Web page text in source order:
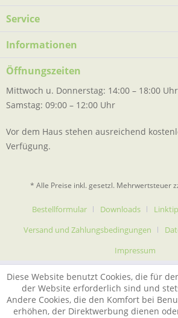
Service
Informationen
Öffnungszeiten
Mittwoch u. Donnerstag: 14:00 – 18:00 Uhr
Samstag: 09:00 – 12:00 Uhr
Vor dem Haus stehen ausreichend
Verfügung.
* Alle Preise inkl. gesetzl. Mehrwertsteuer
Bestellformular Downloads
Versand und Zahlungsbedingungen
Impressum
Diese Website benutzt Cookies, die für
der Website erforderlich sind und
Andere Cookies, die den Komfort bei
erhöhen, der Direktwerbung dienen